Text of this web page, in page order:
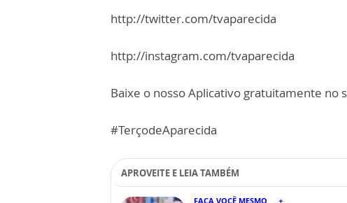
http://twitter.com/tvaparecida
http://instagram.com/tvaparecida
Baixe o nosso Aplicativo gratuitamente no
#TerçodeAparecida
APROVEITE E LEIA TAMBÉM
FAÇA VOCÊ MESMO